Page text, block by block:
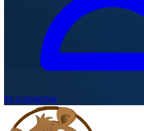
Se connecter